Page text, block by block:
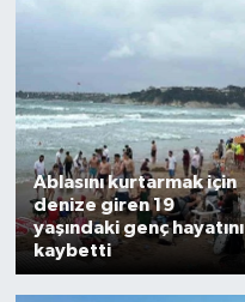
Ablasını kurtarmak için
denize giren 19
yaşındaki genç hayatını
kaybetti